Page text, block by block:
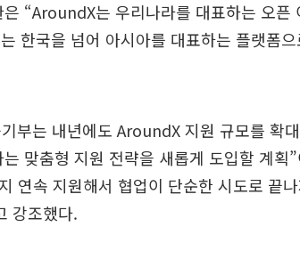
“AroundX는 우리나라를 대표하는 오픈
한국을 넘어 아시아를 대표하는 플랫폼
부는 내년에도 AroundX 지원 규모를 확
맞춤형 지원 전략을 새롭게 도입할 계획
연속 지원해서 협업이 단순한 시도로 끝
강조했다.